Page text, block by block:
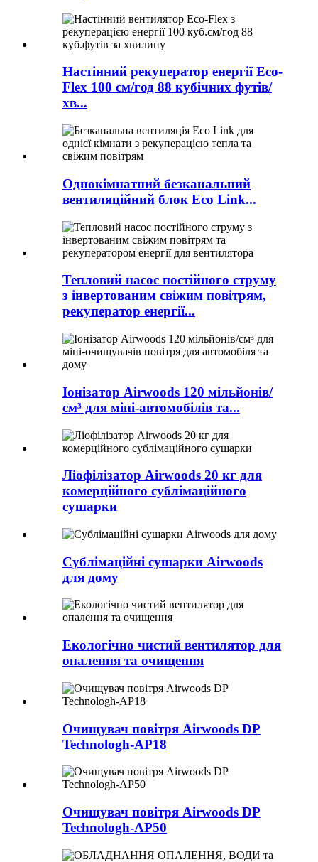
Настінний рекуператор енергії Eco-
Flex 100 см/год 88 кубічних футів/
хв...
Однокімнатний безканальний
вентиляційний блок Eco Link...
Тепловий насос постійного струму
з інвертованим свіжим повітрям,
рекуператор енергії...
Іонізатор Airwoods 120 мільйонів/
см³ для міні-автомобілів та...
Ліофілізатор Airwoods 20 кг для
комерційного сублімаційного
сушарки
Сублімаційні сушарки Airwoods
для дому
Екологічно чистий вентилятор для
опалення та очищення
Очищувач повітря Airwoods DP
Technologh-AP18
Очищувач повітря Airwoods DP
Technologh-AP50